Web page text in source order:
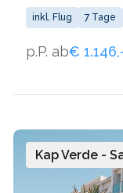
restaurant,
inkl. Flug 7 Tage
p.P. ab€
Kap Verde -